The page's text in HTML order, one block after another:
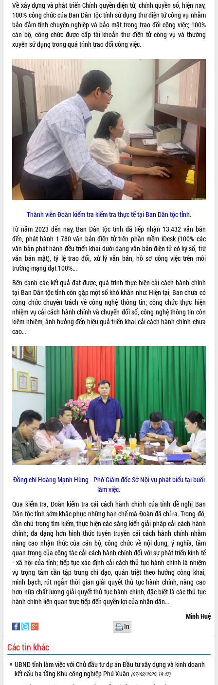
THỐNG KÊ TRUY CẬP
Hôm nay: 25635
Tất cả:
66070958
Về xây dựng và phát triển Chính quyền điện tử, chính quyền số, hiện nay,
100% công chức của Ban Dân tộc tỉnh sử dụng thư điện tử công vụ nhằm
bảo đảm tính chuyên nghiệp và bảo mật trong trao đổi công việc; 100%
cán bộ, công chức được cấp tài khoản thư điện tử công vụ và thường
xuyên sử dụng trong quá trình trao đổi công việc.
Thành viên Đoàn kiểm tra kiểm tra thực tế tại Ban Dân tộc tỉnh.
Từ năm 2023 đến nay, Ban Dân tộc tỉnh đã tiếp nhận 13.432 văn bản
đến, phát hành 1.780 văn bản điện tử trên phần mềm iDesk (100% các
văn bản phát hành đều triển khai dưới dạng văn bản điện tử có ký số, trừ
văn bản mật), tỷ lệ trao đổi, xử lý văn bản, hồ sơ công việc trên môi
trường mạng đạt 100%...
Bên cạnh các kết quả đạt được, quá trình thực hiện cải cách hành chính
tại Ban Dân tộc tỉnh còn gặp một số khó khăn như: Hiện tại, Ban chưa có
công chức chuyên trách về công nghệ thông tin; công chức thực hiện
nhiệm vụ cải cách hành chính và chuyển đổi số, công nghệ thông tin còn
kiêm nhiệm, ảnh hưởng đến hiệu quả triển khai cải cách hành chính chưa
cao…
Đồng chí Hoàng Mạnh Hùng - Phó Giám đốc Sở Nội vụ phát biểu tại buổi
làm việc.
Qua kiểm tra, Đoàn kiểm tra cải cách hành chính của tỉnh đề nghị Ban
Dân tộc tỉnh sớm khắc phục những hạn chế mà Đoàn đã chỉ ra. Trong đó,
cần chú trọng tìm kiếm, thực hiện các sáng kiến giải pháp cải cách hành
chính; đa dạng hơn hình thức tuyên truyền cải cách hành chính nhằm
nâng cao nhận thức của cán bộ, công chức về nội dung, ý nghĩa, tầm
quan trọng của công tác cải cách hành chính đối với sự phát triển kinh tế
- xã hội của tỉnh; tiếp tục xác định cải cách thủ tục hành chính là nhiệm
vụ trọng tâm cần tập trung chỉ đạo, quán triệt theo hướng công khai,
minh bạch, rút ngắn thời gian giải quyết thủ tục hành chính, nâng cao
hơn nữa chất lượng giải quyết thủ tục hành chính, đặc biệt là các thủ tục
hành chính liên quan trực tiếp đến quyền lợi của nhân dân…
Minh Huệ
In
Các tin khác
UBND tỉnh làm việc với Chủ đầu tư dự án Đầu tư xây dựng và kinh doanh
kết cấu hạ tầng Khu công nghiệp Phú Xuân (07/08/2026, 19:47)